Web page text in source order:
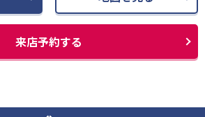
来店予約する